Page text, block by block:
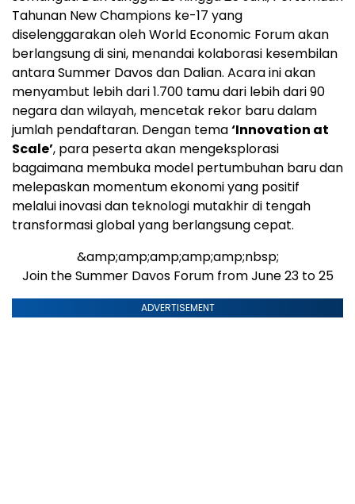
Tahunan New Champions ke-17 yang
diselenggarakan oleh World Economic Forum akan
berlangsung di sini, menandai kolaborasi kesembilan
antara Summer Davos dan Dalian. Acara ini akan
menyambut lebih dari 1.700 tamu dari lebih dari 90
negara dan wilayah, mencetak rekor baru dalam
jumlah pendaftaran. Dengan tema‘Innovation at
Scale’, para peserta akan mengeksplorasi
bagaimana membuka model pertumbuhan baru dan
melepaskan momentum ekonomi yang positif
melalui inovasi dan teknologi mutakhir di tengah
transformasi global yang berlangsung cepat.
&amp;amp;amp;amp;amp;nbsp;
Join the Summer Davos Forum from June 23 to 25
ADVERTISEMENT